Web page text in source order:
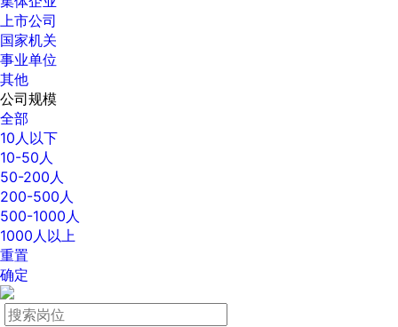
上市公司
国家机关
事业单位
其他
公司规模
全部
10人以下
10-50人
50-200人
200-500人
500-1000人
1000人以上
重置
确定